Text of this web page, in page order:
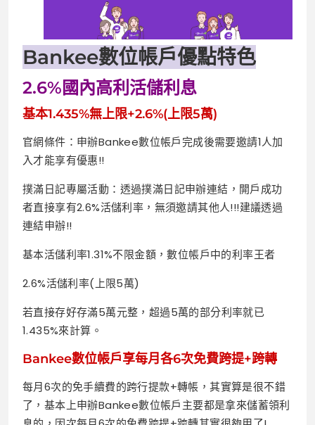
Bankee數位帳戶優點特色
2.6%國內高利活儲利息
基本1.435%無上限+2.6%(上限5萬)
官網條件：申辦Bankee數位帳戶完成後需要邀請1人加
入才能享有優惠!!
撲滿日記專屬活動：透過撲滿日記申辦連結，開戶成功
者直接享有2.6%活儲利率，無須邀請其他人!!!建議透過
連結申辦!!
基本活儲利率1.31%不限金額，數位帳戶中的利率王者
2.6%活儲利率(上限5萬)
若直接存好存滿5萬元整，超過5萬的部分利率就已
1.435%來計算。
Bankee數位帳戶享每月各6次免費跨提+跨轉
每月6次的免手續費的跨行提款+轉帳，其實算是很不錯
了，基本上申辦Bankee數位帳戶主要都是拿來儲蓄領利